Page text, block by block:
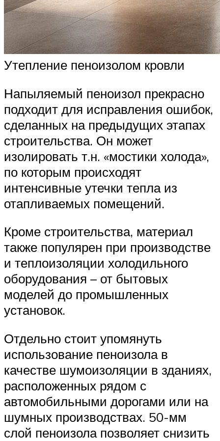
Утепление пеноизолом кровли
Напыляемый пеноизол прекрасно
подходит для исправления ошибок,
сделанных на предыдущих этапах
строительства. Он может
изолировать т.н. «мостики холода»,
по которым происходят
интенсивные утечки тепла из
отапливаемых помещений.
Кроме строительства, материал
также популярен при производстве
и теплоизоляции холодильного
оборудования – от бытовых
моделей до промышленных
установок.
Отдельно стоит упомянуть
использование пеноизола в
качестве шумоизоляции в зданиях,
расположенных рядом с
автомобильными дорогами или на
шумных производствах. 50-мм
слой пеноизола позволяет снизить